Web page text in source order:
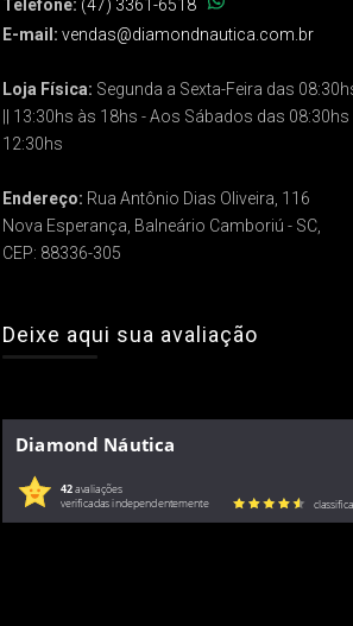
Telefone: (47) 3361-6518
E-mail: vendas@diamondnautica.com.br
Loja Física: Segunda a Sexta-Feira das
|| 13:30hs às 18hs - Aos Sábados das 08:30hs
12:30hs
Endereço: Rua Antônio Dias Oliveira, 116
Nova Esperança, Balneário Camboriú - SC,
CEP: 88336-305
Deixe aqui sua avaliação
Diamond Náutica
42avaliações
verificadas independentemente